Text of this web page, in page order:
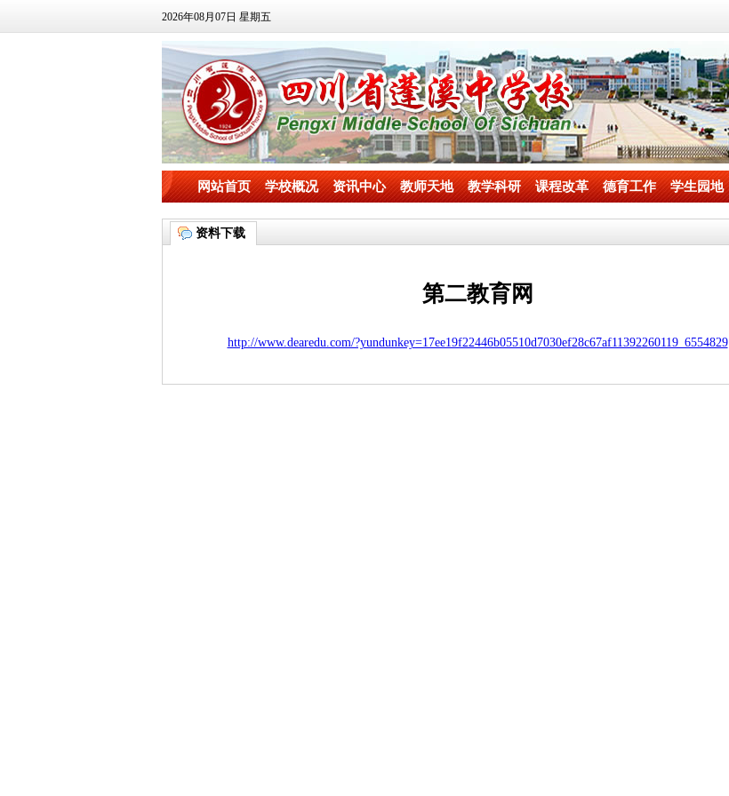
2026年08月07日 星期五
网站首页 学校概况 资讯中心 教师天地 教学科研 课程改革 德育工作 学生园地
资料下载
第二教育网
http://www.dearedu.com/?yundunkey=17ee19f22446b05510d7030ef28c67af11392260119_6554829